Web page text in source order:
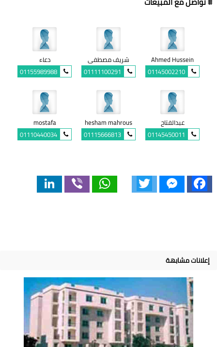
Ahmed Hussein
01145002210
شريف مصطفى
01111100291
دعاء
01155989988
عبدالفتاح
01145450011
hesham mahrous
01115666813
mostafa
01110440034
Facebook
Messenger
WhatsApp
إعلانات مشابهة